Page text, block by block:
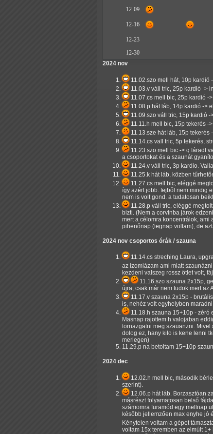
12-09
12-16
12-23
12-30
2024 nov
11.02.szo mell hát, 10p kardió
11.03.v váll tric, 25p kardió ->
11.07.cs mell bic, 25p kardió -
11.08.p hát láb, 14p kardió ->
11.09.szo váll tric, 15p kardió -
11.11.h mell bic, 15p tekerés -
11.13.sze hát láb, 15p tekerés
11.14.cs vall tric, 5p tekerés,
11.23.szo mell bic -> q fáradt
a csoportokat és a szaunát
11.24.v váll tric, 3p kardio.
11.25.k hát láb, közben
11.27.cs mell bic, eléggé
így azért jobb. fejből nem mindig
nem is volt gond. a tudatosan
11.28.p váll tric, eléggé
bizti. (Nem a corvinba járok
mert a célomra koncentrálok, ami
pihenőnap (tegnap voltam), de
2024 nov csoportos órák / szauna
11.14.cs streching Laura,
az izomlázam ami miatt
kezdeni valszeg rossz ötlet volt,
11.16.szo szauna 2x15p,
újra, csak már nem tudok mert az
11.17.v szauna 2x15p -
is, nehéz volt egyhelyben
11.18.h szauna 15+10p - zéró
Masnap rajottem h valojaban
tornazgatni meg szauanzni.
dolog ez, hany kilo is kene lenni
merlegen)
11.29.p na betoltam 15+10p
2024 dec
12.02.h mell bic, második
szerint).
12.06.p hát láb. Borzasztóan
másrészt folyamatosan belső
számomra furamód egy mellnap
később jellemzően max enyhe jó
Kénytelen voltam a gépet
voltam 15x teremben az elmúlt